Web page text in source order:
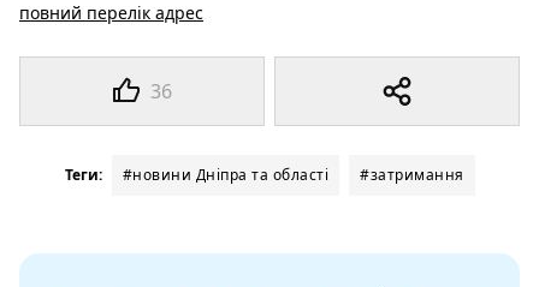
36
повний перелік адрес
Теги: #новини Дніпра та області #затримання